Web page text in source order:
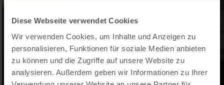
Diese Webseite verwendet Cookies
Wir verwenden Cookies, um Inhalte und Anzeigen zu
personalisieren, Funktionen für soziale Medien anbieten
zu können und die Zugriffe auf unsere Website zu
analysieren. Außerdem geben wir Informationen zu Ihrer